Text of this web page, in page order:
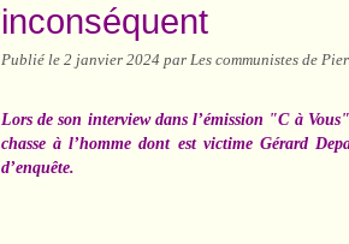
inconséquent
Publié le 2 janvier 2024 par Les communistes de
Lors de son interview dans l’émission "C à
chasse à l’homme dont est victime Gérard
d’enquête.